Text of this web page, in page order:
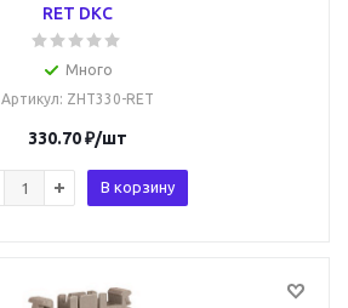
RET DKC
Много
Артикул: ZHT330-RET
330.70₽/шт
В корзину